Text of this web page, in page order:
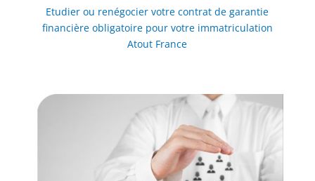
Etudier ou renégocier votre contrat de garantie
financière obligatoire pour votre immatriculation
Atout France